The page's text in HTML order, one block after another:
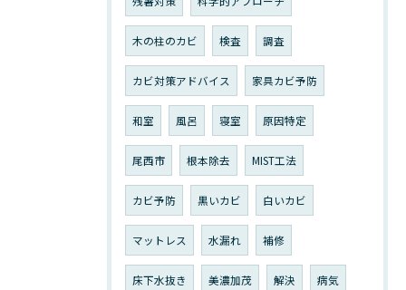
木の柱のカビ 検査 調査
カビ対策アドバイス 家具カビ予防
和室 風呂 寝室 原因特定
尾西市 根本除去 MIST工法
カビ予防 黒いカビ 白いカビ
マットレス 水漏れ 補修
床下水抜き 美濃加茂 解決 病気